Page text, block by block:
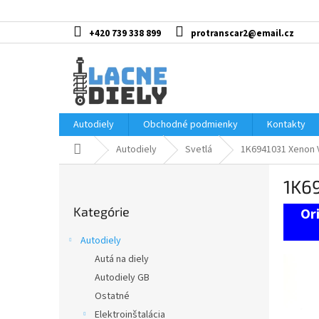
na
+420 739 338 899 protranscar2@email.cz
Autodiely Obchodné podmienky Kontakty
DomovAutodiely Svetlá 1K6941031 Xenon
kategórie
Kategórie
Autodiely
Autá na diely
Autodiely GB
Ostatné
Elektroinštalácia